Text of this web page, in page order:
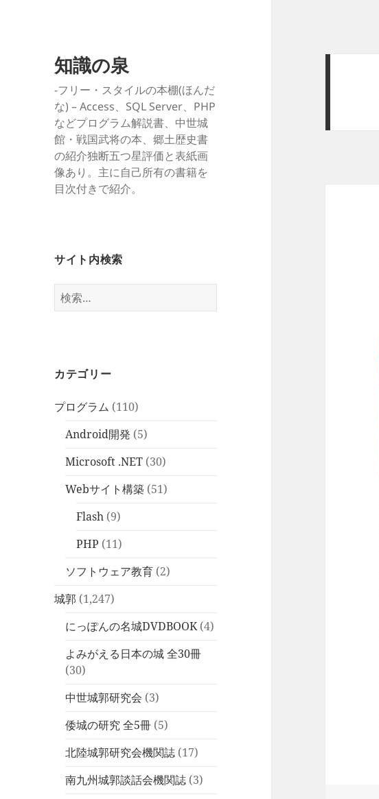
知識の泉
-フリー・スタイルの本棚(ほんだ
な) – Access、SQL Server、PHP
などプログラム解説書、中世城
館・戦国武将の本、郷土歴史書
の紹介独断五つ星評価と表紙画
像あり。主に自己所有の書籍を
目次付きで紹介。
サイト内検索
検
索:
カテゴリー
プログラム (110)
Android開発 (5)
Microsoft .NET (30)
Webサイト構築 (51)
Flash (9)
PHP (11)
ソフトウェア教育 (2)
城郭 (1,247)
にっぽんの名城DVDBOOK(4)
よみがえる日本の城 全30冊
(30)
中世城郭研究会 (3)
倭城の研究 全5冊 (5)
北陸城郭研究会機関誌 (17)
南九州城郭談話会機関誌 (3)